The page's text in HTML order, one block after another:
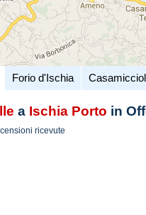
Forio d'Ischia
a Ischia Porto in
ricevute